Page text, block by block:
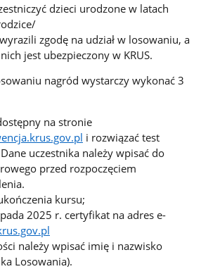
dzieci urodzone w latach
zgodę na udział w losowaniu, a
jest ubezpieczony w KRUS.
nagród wystarczy wykonać 3
na stronie
i rozwiązać test
uczestnika należy wpisać do
przed rozpoczęciem
kursu;
2025 r. certyfikat na adres e-
należy wpisać imię i nazwisko
Losowania).